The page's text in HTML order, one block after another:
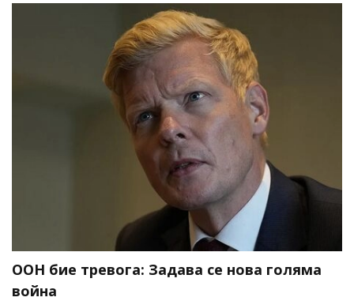
ООН бие тревога: Задава се нова голяма
война